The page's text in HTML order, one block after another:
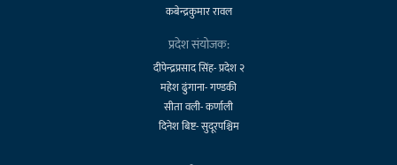
कबेन्द्रकुमार रावल
प्रदेश संयोजक:
दीपेन्द्रप्रसाद सिंह- प्रदेश २
महेश ढुंगाना- गण्डकी
सीता वली- कर्णाली
दिनेश बिष्ट- सुदूरपश्चिम